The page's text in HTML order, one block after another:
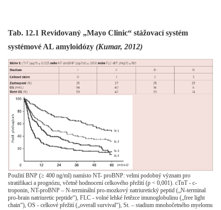
Tab. 12.1 Revidovaný „Mayo Clinic“ stážovací systém
systémové AL amyloidózy (Kumar, 2012)
Použití BNP (≥ 400 ng/ml) namísto NT- proBNP: velmi podobný význam pro
stratifikaci a prognózu, včetně hodnocení celkového přežití (p < 0,001). cTnT - c-
troponin, NT-proBNP – N-terminální pro-mozkový natriuretický peptid („N-terminal
pro-brain natriuretic peptide“), FLC - volné lehké řetězce imunoglobulinu („free light
chain“), OS - celkové přežití („overall survival“), St. – stadium mnohočetného myelomu